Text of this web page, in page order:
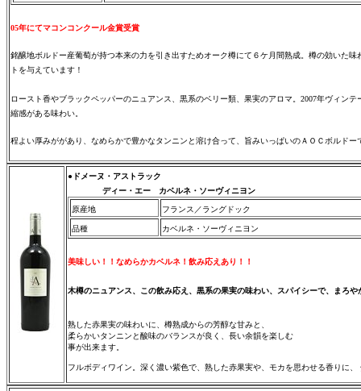
05年にてマコンコンクール金賞受賞
銘醸地ボルドー産葡萄が持つ本来の力を引き出すためオーク樽にて６ケ月間熟成。樽の効いた
トを与えています！
ロースト香やブラックペッパーのニュアンス、黒系のベリー類、果実のアロマ。2007年ヴィン
縮感がある味わい。
程よい厚みががあり、なめらかで豊かなタンニンと溶け合って、旨みいっぱいのＡＯＣボルドー
●ドメーヌ・アストラック
ディー・エー カベルネ・ソーヴィニヨン
原産地 フランス／ラングドック
品種 カベルネ・ソーヴィニヨン
美味しい！！なめらかカベルネ！飲み応えあり！！
木樽のニュアンス、この飲み応え、黒系の果実の味わい、スパイシーで、まろや
熟した赤果実の味わいに、樽熟成からの芳醇な甘みと、
柔らかいタンニンと酸味のバランスが良く、長い余韻を楽しむ
事が出来ます。
フルボディワイン。深く濃い紫色で、熟した赤果実や、モカを思わせる香りに